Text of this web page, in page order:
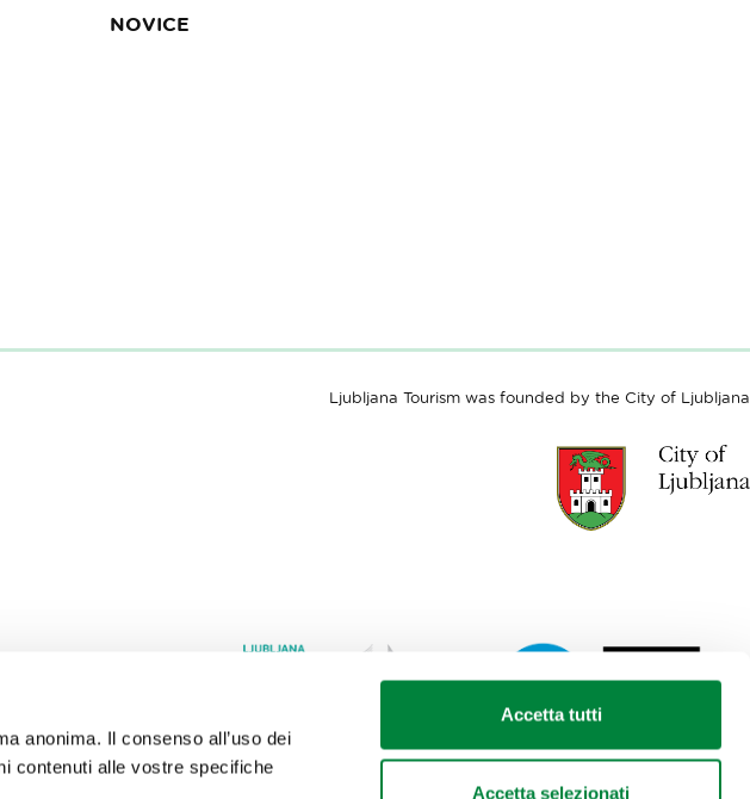
anonima. Il consenso all’uso dei
contenuti alle vostre specifiche
Accetta tutti
Accetta selezionati
NOVICE
Ljubljana Tourism was founded by the City of Ljubljana
Link